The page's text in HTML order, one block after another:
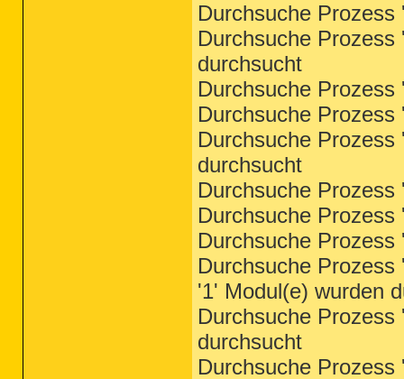
Durchsuche
Durchsuche
durchsucht
Durchsuche
Durchsuche
Durchsuche
durchsucht
Durchsuche
Durchsuche
Durchsuche
Durchsuche
'1' Modul(e) wurden
Durchsuche
durchsucht
Durchsuche